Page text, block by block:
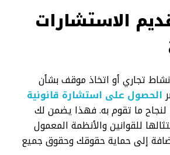
الاستشارات
تجاري أو اتخاذ موقف بشأن
الحصول على استشارة قانونية
لنجاح ما تقوم به. فهذا يضمن لك
للقوانين والأنظمة المعمول
إلى حماية حقوقك وحقوق جميع